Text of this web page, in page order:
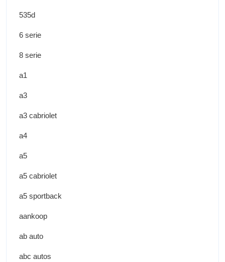
535d
6 serie
8 serie
a1
a3
a3 cabriolet
a4
a5
a5 cabriolet
a5 sportback
aankoop
ab auto
abc autos